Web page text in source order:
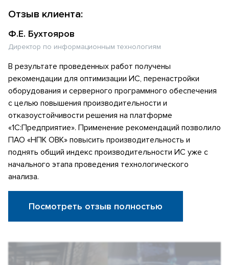
Отзыв клиента:
Ф.Е. Бухтояров
Директор по информационным технологиям
В результате проведенных работ получены
рекомендации для оптимизации ИС, перенастройки
оборудования и серверного программного обеспечения
с целью повышения производительности и
отказоустойчивости решения на платформе
«1С:Предприятие». Применение рекомендаций позволило
ПАО «НПК ОВК» повысить производительность и
поднять общий индекс производительности ИС уже с
начального этапа проведения технологического
анализа.
Посмотреть отзыв полностью